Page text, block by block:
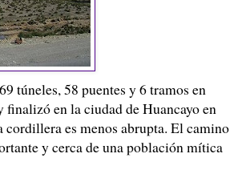
túneles, 58 puentes y 6 tramos en
finalizó en la ciudad deHuancayoen
cordillera es menos abrupta. El camino
y cerca de una población mítica